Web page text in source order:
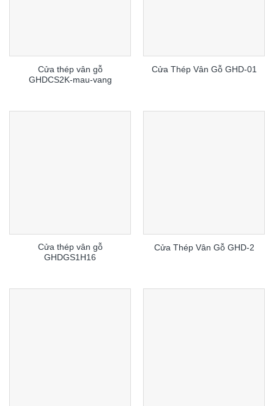
Cửa thép vân gỗ
GHDCS2K-mau-vang
Cửa Thép Vân Gỗ GHD-01
Cửa thép vân gỗ
GHDGS1H16
Cửa Thép Vân Gỗ GHD-2